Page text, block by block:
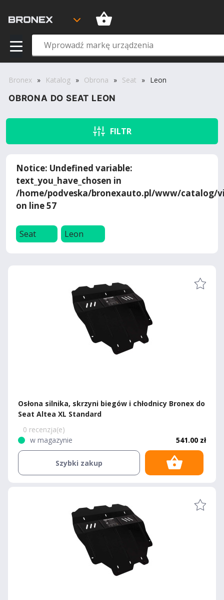
Bronex » Katalog » Obrona » Seat » Leon
OBRONA DO SEAT LEON
FILTR
Notice: Undefined variable:
text_you_have_chosen in
/home/podveska/bronexauto.pl/www/catalog/
on line57
Seat Leon
Osłona silnika, skrzyni biegów i chłodnicy Bronex do
Seat Altea XL Standard
0 recenzja(e)
w magazynie
541.00 zł
Szybki zakup